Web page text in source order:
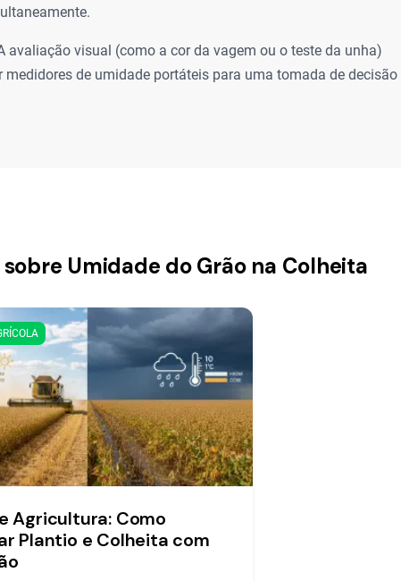
avaliação visual (como a cor da vagem ou o teste da unha)
medidores de umidade portáteis para uma tomada de decisão
Umidade do Grão na Colheita
Agricultura: Como
Plantio e Colheita com